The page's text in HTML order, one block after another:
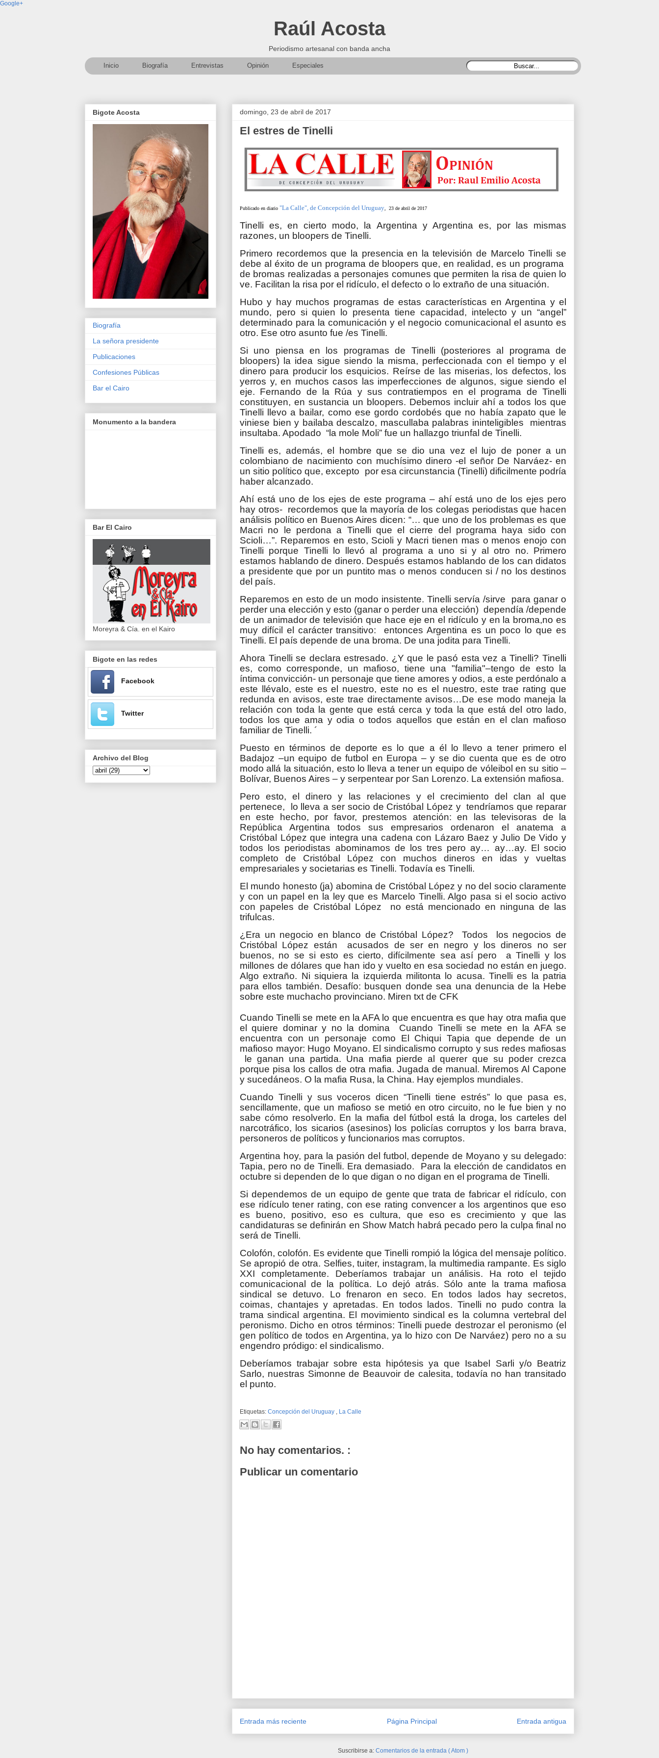
Google+
Raúl Acosta
Periodismo artesanal con banda ancha
Inicio Biografía Entrevistas Opinión Especiales
domingo, 23 de abril de 2017
El estres de Tinelli
Publicado en diario "La Calle", de Concepción del Uruguay , 23 de abril de 2017
Tinelli es, en cierto modo, la Argentina y Argentina es, por las mismas
razones, un bloopers de Tinelli.
Primero recordemos que la presencia en la televisión de Marcelo Tinelli se
debe al éxito de un programa de bloopers que, en realidad, es un programa
de bromas realizadas a personajes comunes que permiten la risa de quien lo
ve. Facilitan la risa por el ridículo, el defecto o lo extraño de una situación.
Hubo y hay muchos programas de estas características en Argentina y el
mundo, pero si quien lo presenta tiene capacidad, intelecto y un “angel”
determinado para la comunicación y el negocio comunicacional el asunto es
otro. Ese otro asunto fue /es Tinelli.
Si uno piensa en los programas de Tinelli (posteriores al programa de
bloopers) la idea sigue siendo la misma, perfeccionada con el tiempo y el
dinero para producir los esquicios. Reírse de las miserias, los defectos, los
yerros y, en muchos casos las imperfecciones de algunos, sigue siendo el
eje. Fernando de la Rúa y sus contratiempos en el programa de Tinelli
constituyen, en sustancia un bloopers. Debemos incluir ahí a todos los que
Tinelli llevo a bailar, como ese gordo cordobés que no había zapato que le
viniese bien y bailaba descalzo, mascullaba palabras ininteligibles mientras
insultaba. Apodado “la mole Moli” fue un hallazgo triunfal de Tinelli.
Tinelli es, además, el hombre que se dio una vez el lujo de poner a un
colombiano de nacimiento con muchísimo dinero -el señor De Narváez- en
un sitio político que, excepto por esa circunstancia (Tinelli) dificilmente podría
haber alcanzado.
Ahí está uno de los ejes de este programa – ahí está uno de los ejes pero
hay otros- recordemos que la mayoría de los colegas periodistas que hacen
análisis político en Buenos Aires dicen: “… que uno de los problemas es que
Macri no le perdona a Tinelli que el cierre del programa haya sido con
Scioli…”. Reparemos en esto, Scioli y Macri tienen mas o menos enojo con
Tinelli porque Tinelli lo llevó al programa a uno si y al otro no. Primero
estamos hablando de dinero. Después estamos hablando de los can didatos
a presidente que por un puntito mas o menos conducen si / no los destinos
del país.
Reparemos en esto de un modo insistente. Tinelli servía /sirve para ganar o
perder una elección y esto (ganar o perder una elección) dependía /depende
de un animador de televisión que hace eje en el ridículo y en la broma,no es
muy difícil el carácter transitivo: entonces Argentina es un poco lo que es
Tinelli. El país depende de una broma. De una jodita para Tinelli.
Ahora Tinelli se declara estresado. ¿Y que le pasó esta vez a Tinelli? Tinelli
es, como corresponde, un mafioso, tiene una "familia"–tengo de esto la
íntima convicción- un personaje que tiene amores y odios, a este perdónalo a
este llévalo, este es el nuestro, este no es el nuestro, este trae rating que
redunda en avisos, este trae directamente avisos…De ese modo maneja la
relación con toda la gente que está cerca y toda la que está del otro lado,
todos los que ama y odia o todos aquellos que están en el clan mafioso
familiar de Tinelli. ´
Puesto en términos de deporte es lo que a él lo llevo a tener primero el
Badajoz –un equipo de futbol en Europa – y se dio cuenta que es de otro
modo allá la situación, esto lo lleva a tener un equipo de vóleibol en su sitio –
Bolívar, Buenos Aires – y serpentear por San Lorenzo. La extensión mafiosa.
Pero esto, el dinero y las relaciones y el crecimiento del clan al que
pertenece, lo lleva a ser socio de Cristóbal López y tendríamos que reparar
en este hecho, por favor, prestemos atención: en las televisoras de la
República Argentina todos sus empresarios ordenaron el anatema a
Cristóbal López que integra una cadena con Lázaro Baez y Julio De Vido y
todos los periodistas abominamos de los tres pero ay… ay…ay. El socio
completo de Cristóbal López con muchos dineros en idas y vueltas
empresariales y societarias es Tinelli. Todavía es Tinelli.
El mundo honesto (ja) abomina de Cristóbal López y no del socio claramente
y con un papel en la ley que es Marcelo Tinelli. Algo pasa si el socio activo
con papeles de Cristóbal López
no está mencionado en ninguna de las
trifulcas.
¿Era un negocio en blanco de Cristóbal López? Todos los negocios de
Cristóbal López están acusados de ser en negro y los dineros no ser
buenos, no se si esto es cierto, difícilmente sea así pero a Tinelli y los
millones de dólares que han ido y vuelto en esa sociedad no están en juego.
Algo extraño. Ni siquiera la izquierda militonta lo acusa. Tinelli es la patria
para ellos también. Desafío: busquen donde sea una denuncia de la Hebe
sobre este muchacho provinciano. Miren txt de CFK
Cuando Tinelli se mete en la AFA lo que encuentra es que hay otra mafia que
el quiere dominar y no la domina Cuando Tinelli se mete en la AFA se
encuentra con un personaje como El Chiqui Tapia que depende de un
mafioso mayor: Hugo Moyano. El sindicalismo corrupto y sus redes mafiosas
le ganan una partida. Una mafia pierde al querer que su poder crezca
porque pisa los callos de otra mafia. Jugada de manual. Miremos Al Capone
y sucedáneos. O la mafia Rusa, la China. Hay ejemplos mundiales.
Cuando Tinelli y sus voceros dicen “Tinelli tiene estrés” lo que pasa es,
sencillamente, que un mafioso se metió en otro circuito, no le fue bien y no
sabe cómo resolverlo. En la mafia del fútbol está la droga, los carteles del
narcotráfico, los sicarios (asesinos) los policías corruptos y los barra brava,
personeros de políticos y funcionarios mas corruptos.
Argentina hoy, para la pasión del futbol, depende de Moyano y su delegado:
Tapia, pero no de Tinelli. Era demasiado. Para la elección de candidatos en
octubre si dependen de lo que digan o no digan en el programa de Tinelli.
Si dependemos de un equipo de gente que trata de fabricar el ridículo, con
ese ridículo tener rating, con ese rating convencer a los argentinos que eso
es bueno, positivo, eso es cultura, que eso es crecimiento y que las
candidaturas se definirán en Show Match habrá pecado pero la culpa final no
será de Tinelli.
Colofón, colofón. Es evidente que Tinelli rompió la lógica del mensaje político.
Se apropió de otra. Selfies, tuiter, instagram, la multimedia rampante. Es siglo
XXI completamente. Deberíamos trabajar un análisis. Ha roto el tejido
comunicacional de la política. Lo dejó atrás. Sólo ante la trama mafiosa
sindical se detuvo. Lo frenaron en seco. En todos lados hay secretos,
coimas, chantajes y apretadas. En todos lados. Tinelli no pudo contra la
trama sindical argentina. El movimiento sindical es la columna vertebral del
peronismo. Dicho en otros términos: Tinelli puede destrozar el peronismo (el
gen político de todos en Argentina, ya lo hizo con De Narváez) pero no a su
engendro pródigo: el sindicalismo.
Deberíamos trabajar sobre esta hipótesis ya que Isabel Sarli y/o Beatriz
Sarlo, nuestras Simonne de Beauvoir de calesita, todavía no han transitado
el punto.
Etiquetas: Concepción del Uruguay , La Calle
No hay comentarios. :
Publicar un comentario
Entrada más reciente Entrada antigua
Página Principal
Suscribirse a: Comentarios de la entrada ( Atom )
Bigote Acosta
Biografía
La señora presidente
Publicaciones
Confesiones Públicas
Bar el Cairo
Monumento a la bandera
Bar El Cairo
Moreyra & Cía. en el Kairo
Bigote en las redes
Facebook
Twitter
Archivo del Blog